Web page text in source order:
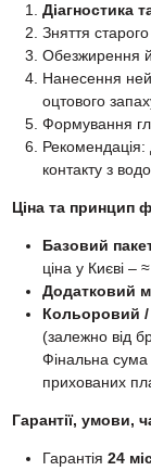
Діагностика
Зняття
Обезжирення й
Нанесення
оцтового
Формування
контакту з
Ціна та принцип
Базовий
ціна у Києві –
Додатковий
Кольоровий /
(залежно від
Фінальна сума
прихованих
Гарантії, умови,
Гарантія 24